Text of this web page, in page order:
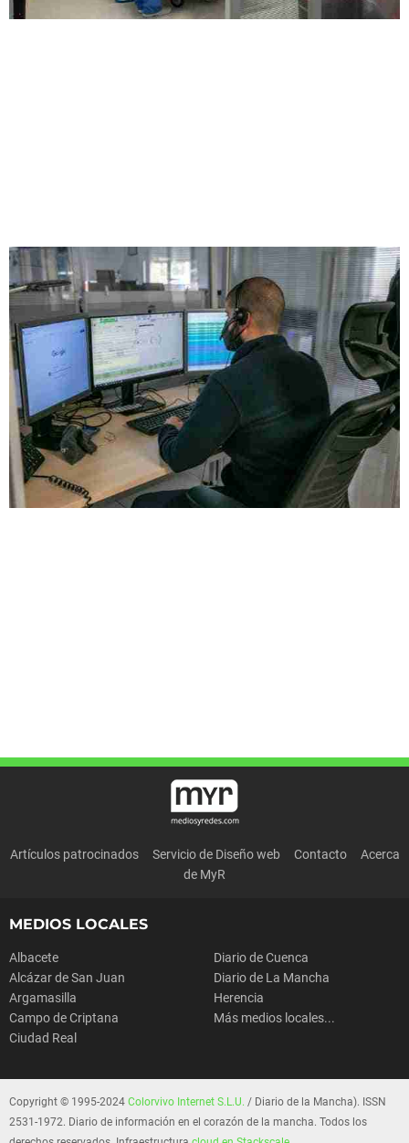
Artículos patrocinados Servicio de Diseño web Contacto
Acerca
de MyR
MEDIOS LOCALES
Albacete
Alcázar de San Juan
Argamasilla
Campo de Criptana
Ciudad Real
Diario de Cuenca
Diario de La Mancha
Herencia
Más medios locales...
Copyright © 1995-2024 Colorvivo Internet S.L.U. / Diario de la Mancha). ISSN
2531-1972. Diario de información en el corazón de la mancha. Todos los